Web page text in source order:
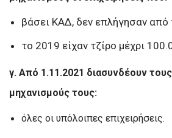
βάσει ΚΑΔ, δεν επλήγησαν από
το 2019 είχαν τζίρο μέχρι
γ. Από 1.11.2021 διασυνδέουν
μηχανισμούς τους:
όλες οι υπόλοιπες επιχειρήσεις.